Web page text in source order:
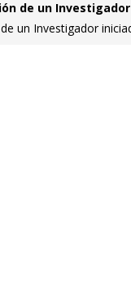
de un
un Investigador